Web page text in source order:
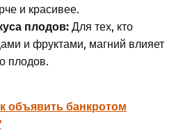
и красивее.
плодов:Для тех, кто
и фруктами, магний влияет
плодов.
объявить банкротом